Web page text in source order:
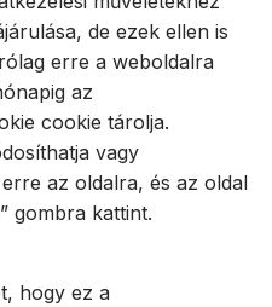
de ezek ellen is
erre a weboldalra
az
cookie tárolja.
vagy
az oldalra, és az oldal
gombra kattint.
hogy ez a